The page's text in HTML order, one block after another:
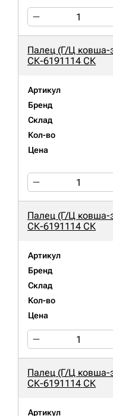
Палец (Г/Ц ковша-
СК-6191114 СК
Артикул
Бренд
Склад
Кол-во
Цена
Палец (Г/Ц ковша-
СК-6191114 СК
Артикул
Бренд
Склад
Кол-во
Цена
Палец (Г/Ц ковша-
СК-6191114 СК
Артикул